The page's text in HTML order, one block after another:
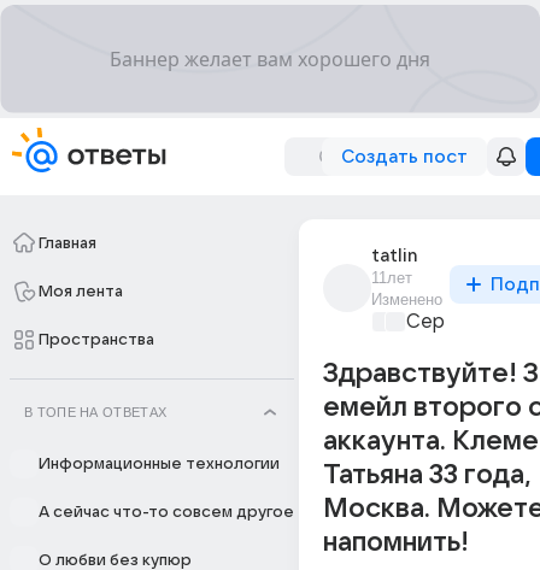
Создать пост
Главная
Моя лента
Пространства
В ТОПЕ НА ОТВЕТАХ
Информационные технологии
А сейчас что-то совсем другое
О любви без купюр
tatlin
11лет
Изменено
Сервисы в
Здравствуйте!
емейл второго
аккаунта.
Татьяна 33
Москва.
напомнить!